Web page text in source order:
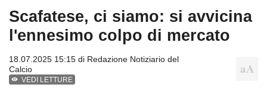
Scafatese, ci siamo: si avvicina
l'ennesimo colpo di mercato
18.07.2025 15:15 di Redazione Notiziario del
Calcio
VEDI LETTURE